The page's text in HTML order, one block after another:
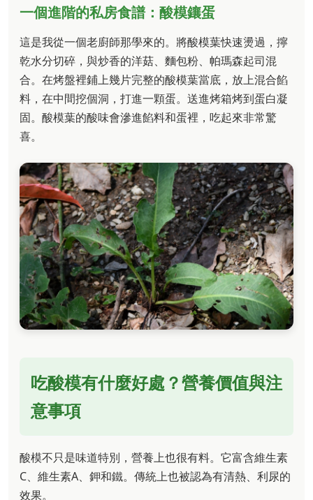
一個進階的私房食譜：酸模鑲蛋
這是我從一個老廚師那學來的。將酸模葉快速燙過，擰
乾水分切碎，與炒香的洋菇、麵包粉、帕瑪森起司混
合。在烤盤裡鋪上幾片完整的酸模葉當底，放上混合餡
料，在中間挖個洞，打進一顆蛋。送進烤箱烤到蛋白凝
固。酸模葉的酸味會滲進餡料和蛋裡，吃起來非常驚
喜。
吃酸模有什麼好處？營養價值與注
意事項
酸模不只是味道特別，營養上也很有料。它富含維生素
C、維生素A、鉀和鐵。傳統上也被認為有清熱、利尿的
效果。